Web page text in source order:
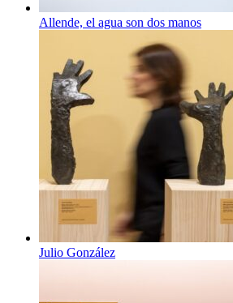
Allende, el agua son dos manos
Julio González